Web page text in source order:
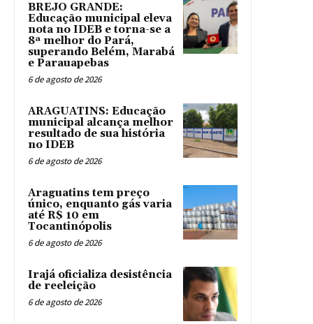
BREJO GRANDE:
Educação municipal eleva
nota no IDEB e torna-se a
8ª melhor do Pará,
superando Belém, Marabá
e Parauapebas
6 de agosto de 2026
ARAGUATINS: Educação
municipal alcança melhor
resultado de sua história
no IDEB
6 de agosto de 2026
Araguatins tem preço
único, enquanto gás varia
até R$ 10 em
Tocantinópolis
6 de agosto de 2026
Irajá oficializa desistência
de reeleição
6 de agosto de 2026